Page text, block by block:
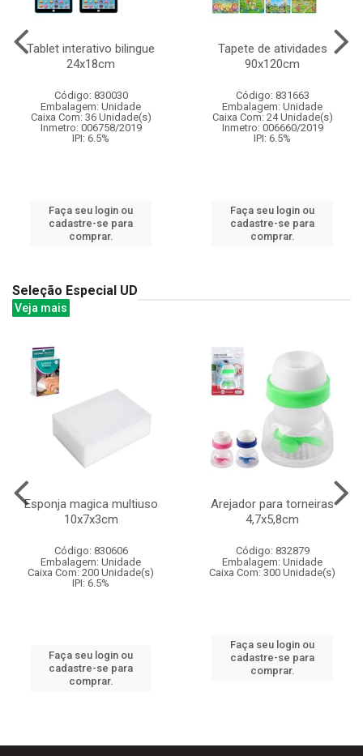
Tablet interativo bilingue
24x18cm
Código: 830030
Embalagem: Unidade
Caixa Com: 36 Unidade(s)
Inmetro: 006758/2019
IPI: 6.5%
Faça seu login ou
cadastre-se para
comprar.
Tapete de atividades
90x120cm
Código: 831663
Embalagem: Unidade
Caixa Com: 24 Unidade(s)
Inmetro: 006660/2019
IPI: 6.5%
Faça seu login ou
cadastre-se para
comprar.
Seleção Especial UD
Veja mais
Esponja magica multiuso
10x7x3cm
Código: 830606
Embalagem: Unidade
Caixa Com: 200 Unidade(s)
IPI: 6.5%
Faça seu login ou
cadastre-se para
comprar.
Arejador para torneiras
4,7x5,8cm
Código: 832879
Embalagem: Unidade
Caixa Com: 300 Unidade(s)
Faça seu login ou
cadastre-se para
comprar.